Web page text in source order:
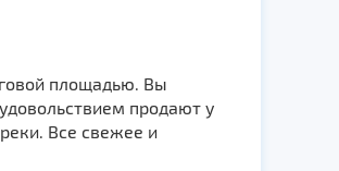
площадью. Вы
продают у
Все свежее и